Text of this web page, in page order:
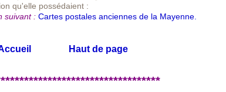
qu'elle possédaient :
suivant : Cartes postales anciennes de la Mayenne
Haut de page